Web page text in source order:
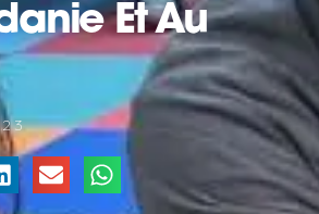
Et Au